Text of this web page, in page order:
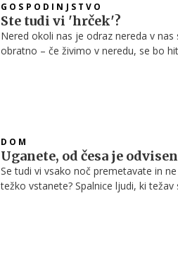
GOSPODINJSTVO
Ste tudi vi 'hrček'?
Nered okoli nas je odraz nereda v
obratno – če živimo v neredu, se bo
DOM
Uganete, od česa je
Se tudi vi vsako noč premetavate in
težko vstanete? Spalnice ljudi, ki